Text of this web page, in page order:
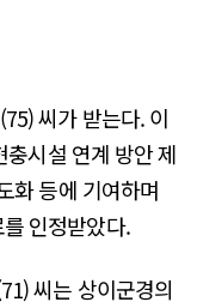
씨가 받는다. 이
충시설 연계 방안 제
화 등에 기여하며
인정받았다.
씨는 상이군경의